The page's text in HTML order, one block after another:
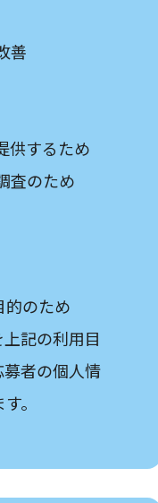
善
供するため
査のため
的のため
記の利用目
者の個人情
。